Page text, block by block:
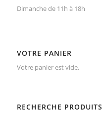
Dimanche de 11h à 18h
VOTRE PANIER
Votre panier est vide.
RECHERCHE PRODUITS